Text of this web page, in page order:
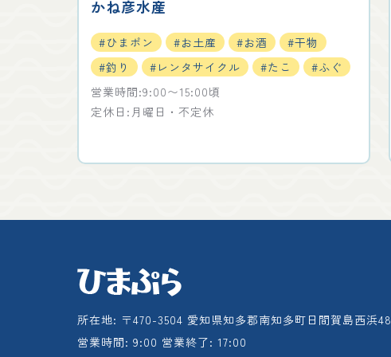
かね彦水産
#ひまポン #お土産 #お酒
#干物
#釣り
#レンタサイクル #たこ
#ふぐ
営業時間:9:00〜15:00頃
定休日:月曜日・不定休
所在地: 〒470-3504 愛知県知多郡南知多町日間賀島西浜48
営業時間: 9:00 営業終了: 17:00